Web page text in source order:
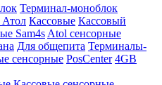
Терминал-моноблок
Атол Кассовые Кассовый
Sam4s Atol сенсорные
Для общепита Терминалы-
сенсорные PosCenter 4GB